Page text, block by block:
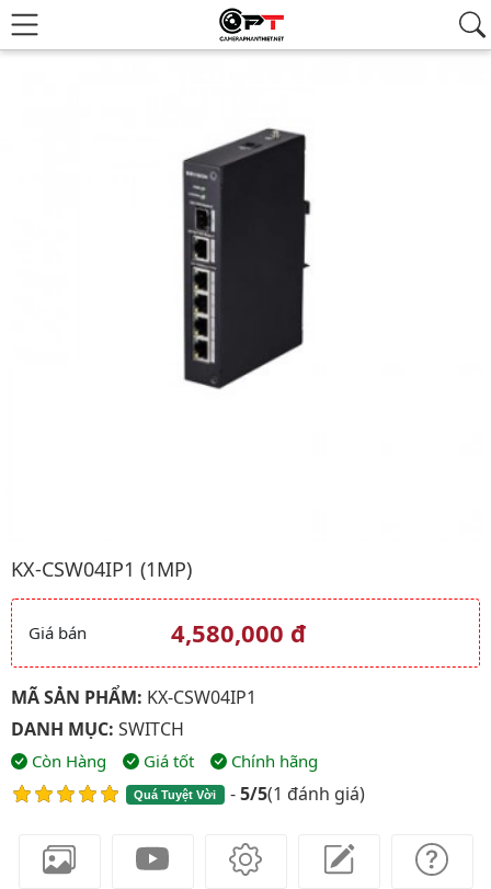
KX-CSW04IP1 (1MP)
Giá và khuyến mãi
Giá bán 4,580,000 đ
MÃ SẢN PHẨM: KX-CSW04IP1
DANH MỤC: SWITCH
Còn Hàng Giá tốt Chính hãng
Quá Tuyệt Vời -5/5(1 đánh giá)